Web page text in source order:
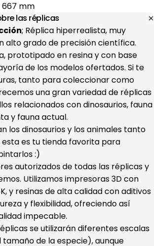
667 mm
las réplicas
; Réplica hiperrealista, muy
alto grado de precisión científica.
prototipado en resina y con base
de los modelos ofertados. Si te
tanto para coleccionar como
una gran variedad de réplicas
relacionados con dinosaurios, fauna
y fauna actual.
los dinosaurios y los animales tanto
es tu tienda favorita para
:)
autorizados de todas las réplicas y
Utilizamos impresoras 3D con
y resinas de alta calidad con aditivos
y flexibilidad, ofreciendo así
impecable.
se utilizarán diferentes escalas
de la especie), aunque